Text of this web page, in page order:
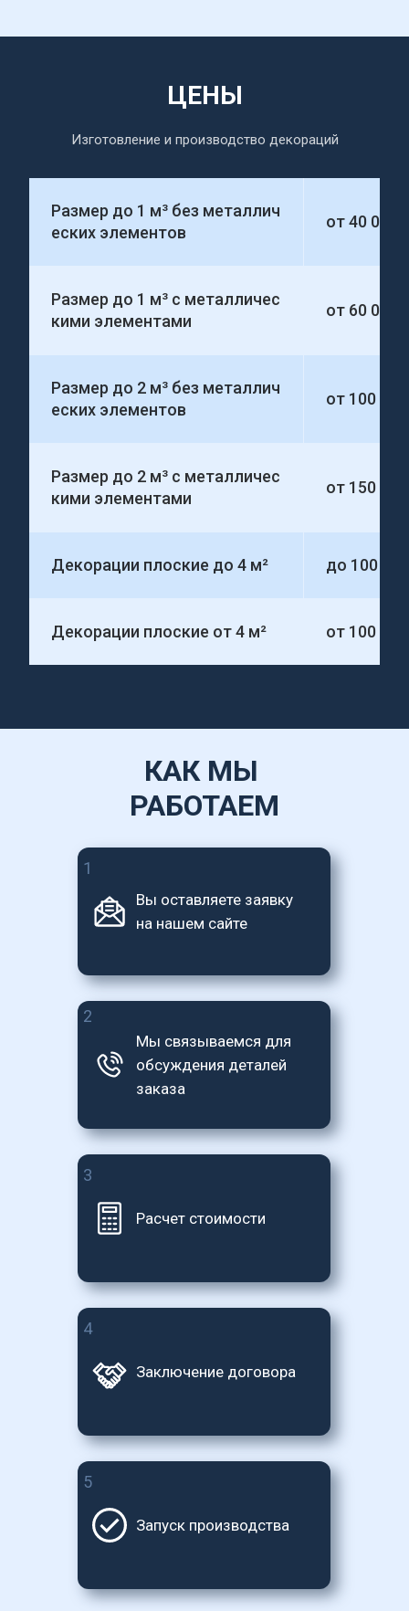
ЦЕНЫ
Изготовление и производство декораций
Размер до 1 м³ без металлич
еских элементов
от 40 000
Размер до 1 м³ с металличес
кими элементами
от 60 000
Размер до 2 м³ без металлич
еских элементов
от 100
Размер до 2 м³ с металличес
кими элементами
от 150
Декорации плоские до 4 м² до 100
Декорации плоские от 4 м² от 100
Вы оставляете заявку
на нашем сайте
1
5
4
3
Мы связываемся для
обсуждения деталей
заказа
Расчет стоимости
Заключение договора
Запуск производства
КАК МЫ
РАБОТАЕМ
2